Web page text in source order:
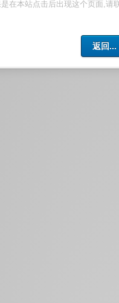
在本站点击后出现这个页面,请
返回...